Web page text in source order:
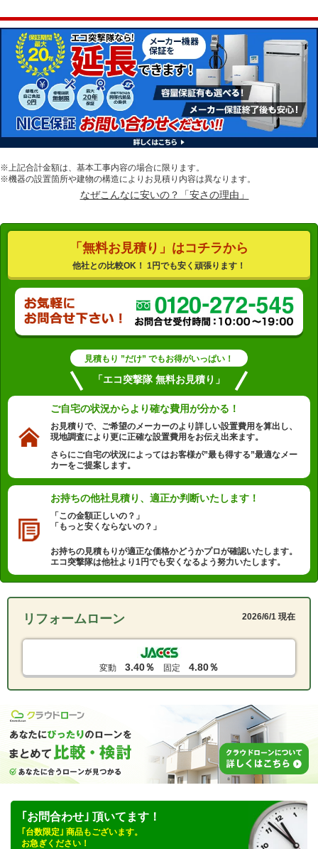
※上記合計金額は、基本工事内容の場合に限ります。
※機器の設置箇所や建物の構造によりお見積り内容は異なります。
なぜこんなに安いの？「安さの理由」
「無料お見積り」はコチラから
他社との比較OK！ 1円でも安く頑張ります！
見積もり ”だけ” でもお得がいっぱい！
「エコ突撃隊 無料お見積り」
ご自宅の状況からより確な費用が分かる！
お見積りで、ご希望のメーカーのより詳しい設置費用を算出し、
現地調査により更に正確な設置費用をお伝え出来ます。
さらにご自宅の状況によってはお客様が”最も得する”最適なメー
カーをご提案します。
お持ちの他社見積り、 適正か判断いたします！
「この金額正しいの？」
「もっと安くならないの？」
お持ちの見積もりが適正な価格かどうかプロが確認いたします。
エコ突撃隊は他社より1円でも安くなるよう努力いたします。
リフォームローン 2026/6/1 現在
変動 3.40％ 固定 4.80％
｢お問合わせ｣ 頂いてます！
｢台数限定｣ 商品もございます。
お急ぎください！